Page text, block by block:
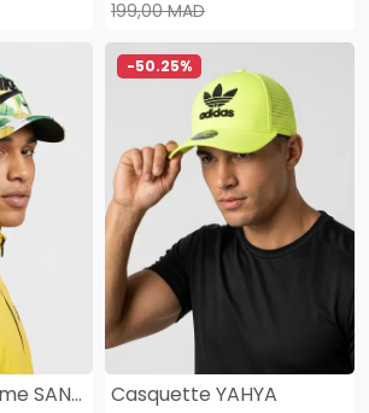
199,00 MAD
Casquette homme SANAS
-50.25%
Casquette YAHYA